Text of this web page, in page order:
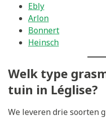
Ebly
Arlon
Bonnert
Heinsch
Welk type
tuin in Léglise?
We leveren drie soorten